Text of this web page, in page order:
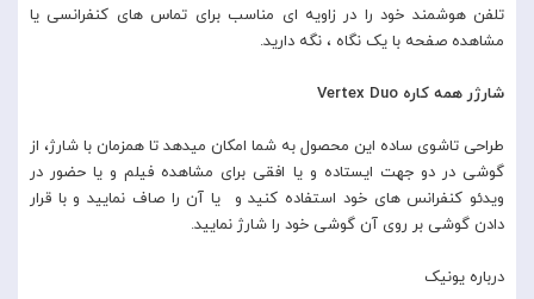
تلفن هوشمند خود را در زاویه ای مناسب برای تماس های کنفرانسی یا
مشاهده صفحه با یک نگاه ، نگه دارید.
شارژر همه کاره Vertex Duo
طراحی تاشوی ساده این محصول به شما امکان میدهد تا همزمان با شارژ، از
گوشی در دو جهت ایستاده و یا افقی برای مشاهده فیلم و یا حضور در
ویدئو کنفرانس های خود استفاده کنید و یا آن را صاف نمایید و با قرار
دادن گوشی بر روی آن گوشی خود را شارژ نمایید.
درباره یونیک